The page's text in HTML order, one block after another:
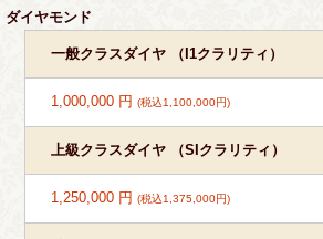
ダイヤモンド
一般クラスダイヤ （I1クラリティ）
1,000,000 円(税込1,100,000円)
上級クラスダイヤ （SIクラリティ）
1,250,000 円(税込1,375,000円)